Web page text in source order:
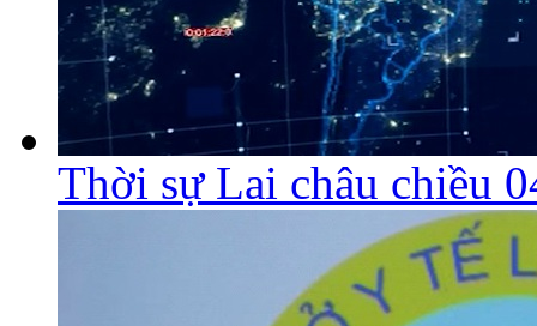
Thời sự Lai châu chiều